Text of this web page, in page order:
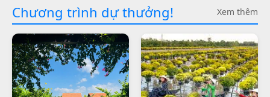
Chương trình dự thưởng! Xem thêm